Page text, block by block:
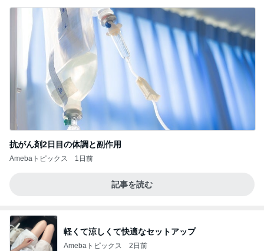
抗がん剤2日目の体調と副作用
Amebaトピックス 1日前
記事を読む
軽くて涼しくて快適なセットアップ
Amebaトピックス 2日前